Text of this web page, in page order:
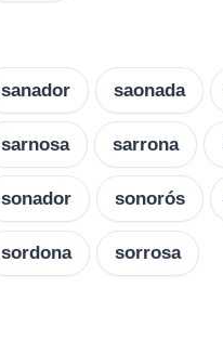
sanador saonada
sarnosa sarrona
sonador sonorós
sordona sorrosa